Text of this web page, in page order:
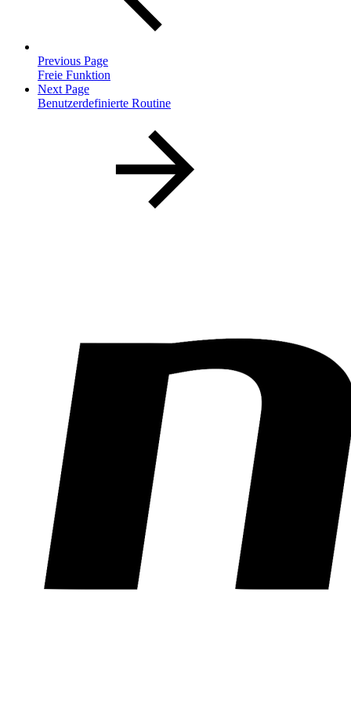
Previous Page
Freie Funktion
Next Page
Benutzerdefinierte Routine